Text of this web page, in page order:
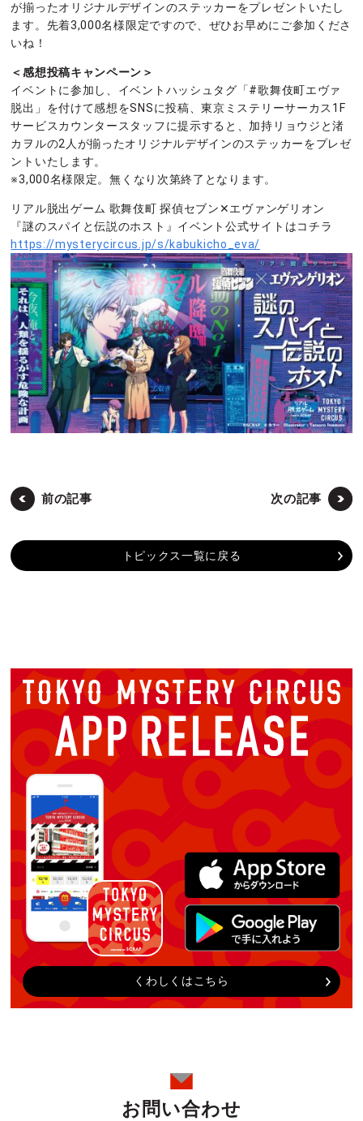
が揃ったオリジナルデザインのステッカーをプレゼントいたし
ます。先着3,000名様限定ですので、ぜひお早めにご参加くださ
いね！
＜感想投稿キャンペーン＞
イベントに参加し、イベントハッシュタグ「#歌舞伎町エヴァ
脱出」を付けて感想をSNSに投稿、東京ミステリーサーカス1F
サービスカウンタースタッフに提示すると、加持リョウジと渚
カヲルの2人が揃ったオリジナルデザインのステッカーをプレゼ
ントいたします。
※3,000名様限定。無くなり次第終了となります。
リアル脱出ゲーム 歌舞伎町 探偵セブン✕エヴァンゲリオン
『謎のスパイと伝説のホスト』イベント公式サイトはコチラ
https://mysterycircus.jp/s/kabukicho_eva/
前の記事 次の記事
トピックス一覧に戻る
くわしくはこちら
お問い合わせ